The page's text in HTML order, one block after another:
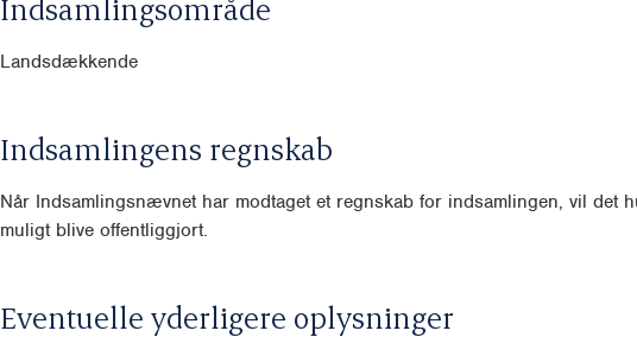
Indsamlingsområde
Landsdækkende
Indsamlingens regnskab
Når Indsamlingsnævnet har modtaget et regnskab for indsamlingen, vil det
muligt blive offentliggjort.
Eventuelle yderligere oplysninger